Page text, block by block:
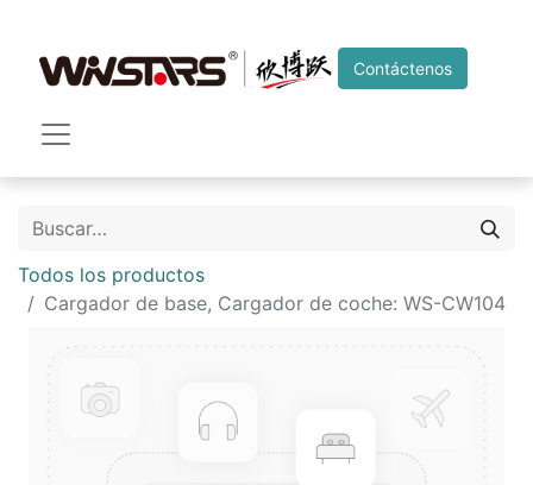
Contáctenos
Todos los productos
Cargador de base, Cargador de coche: WS-CW104